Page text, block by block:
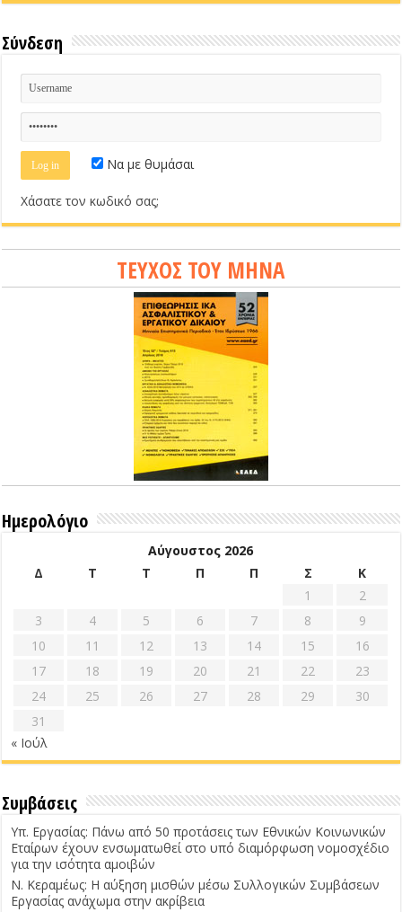
Σύνδεση
Να με θυμάσαι
Χάσατε τον κωδικό σας;
ΤΕΥΧΟΣ ΤΟΥ ΜΗΝΑ
Ημερολόγιο
Αύγουστος 2026
Δ
Τ Τ Π Π Σ
Κ
1
2
3
4 5 6 7 8
9
10
11 12 13 14 15
16
17
18 19 20 21 22
23
24
25 26 27 28 29
30
31
« Ιούλ
Συμβάσεις
Υπ. Εργασίας: Πάνω από 50 προτάσεις των Εθνικών Κοινωνικών
Εταίρων έχουν ενσωματωθεί στο υπό διαμόρφωση νομοσχέδιο
για την ισότητα αμοιβών
Ν. Κεραμέως: Η αύξηση μισθών μέσω Συλλογικών Συμβάσεων
Εργασίας ανάχωμα στην ακρίβεια